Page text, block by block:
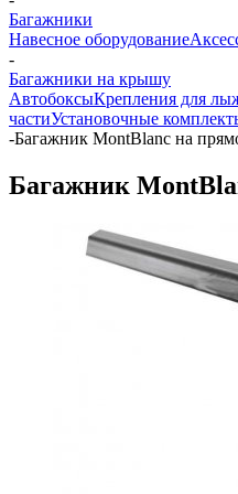
Багажники
Навесное оборудование
-
Багажники на крышу
АвтобоксыКрепления для
частиУстановочные
-Багажник MontBlanc на
Багажник